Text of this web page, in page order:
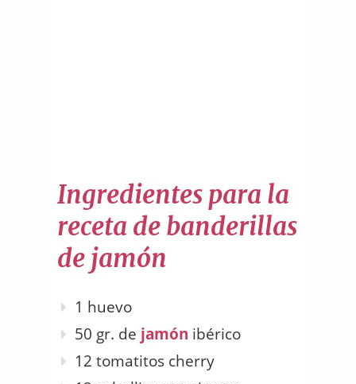
Ingredientes para la
receta de banderillas
de jamón
1 huevo
50 gr. de jamón ibérico
12 tomatitos cherry